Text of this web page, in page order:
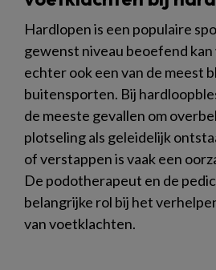
Hardlopen is een populaire
gewenst niveau beoefend
echter ook een van de meest
buitensporten. Bij
de meeste gevallen om
plotseling als geleidelijk
of verstappen is vaak een
De podotherapeut en de
belangrijke rol bij het
van voetklachten.